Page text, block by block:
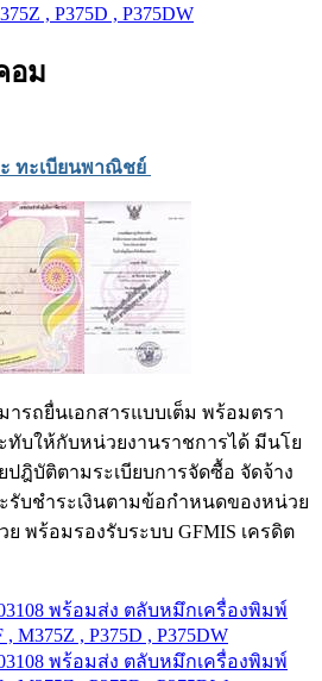
, P375D , P375DW
อม
ทะเบียนพาณิชย์
ารถยื่นเอกสารแบบเต็ม พร้อมตรา
ทับให้กับหน่วยงานราชการได้ มีนโย
ปฎิบัติตามระเบียบการจัดซื้อ จัดจ้าง
รับชำระเงินตามข้อกำหนดของหน่วย
พร้อมรองรับระบบ GFMIS เครดิต